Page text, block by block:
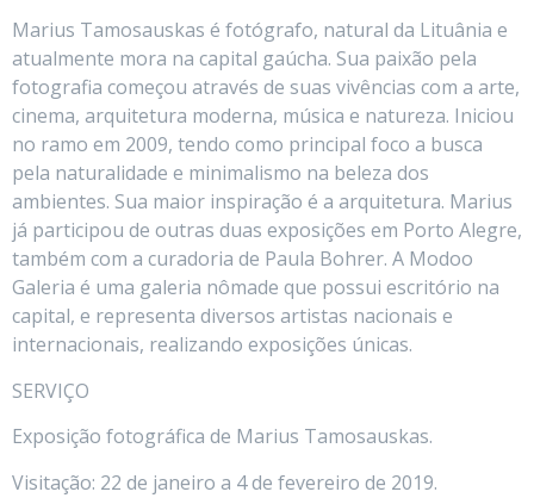
Marius Tamosauskas é fotógrafo, natural da Lituânia e
atualmente mora na capital gaúcha. Sua paixão pela
fotografia começou através de suas vivências com a arte,
cinema, arquitetura moderna, música e natureza. Iniciou
no ramo em 2009, tendo como principal foco a busca
pela naturalidade e minimalismo na beleza dos
ambientes. Sua maior inspiração é a arquitetura. Marius
já participou de outras duas exposições em Porto Alegre,
também com a curadoria de Paula Bohrer. A Modoo
Galeria é uma galeria nômade que possui escritório na
capital, e representa diversos artistas nacionais e
internacionais, realizando exposições únicas.
SERVIÇO
Exposição fotográfica de Marius Tamosauskas.
Visitação: 22 de janeiro a 4 de fevereiro de 2019.